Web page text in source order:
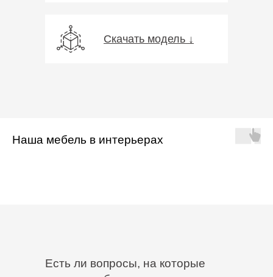
Скачать модель ↓
Наша мебель в интерьерах
Есть ли вопросы, на которые